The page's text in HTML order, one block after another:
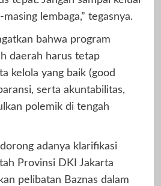
lembaga,” tegasnya.
bahwa program
daerah harus tetap
kelola yang baik (good
serta akuntabilitas,
polemik di tengah
adanya klarifikasi
Provinsi DKI Jakarta
pelibatan Baznas dalam